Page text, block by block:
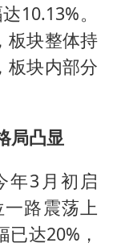
唱会取消
向鹏不意外
10.13%。
板块整体持
板块内部分
局凸显
年3月初启
路震荡上
达20%，